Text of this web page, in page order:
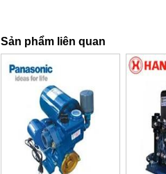
Sản phẩm liên quan